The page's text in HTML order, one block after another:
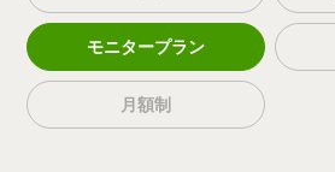
モニタープラン
月額制